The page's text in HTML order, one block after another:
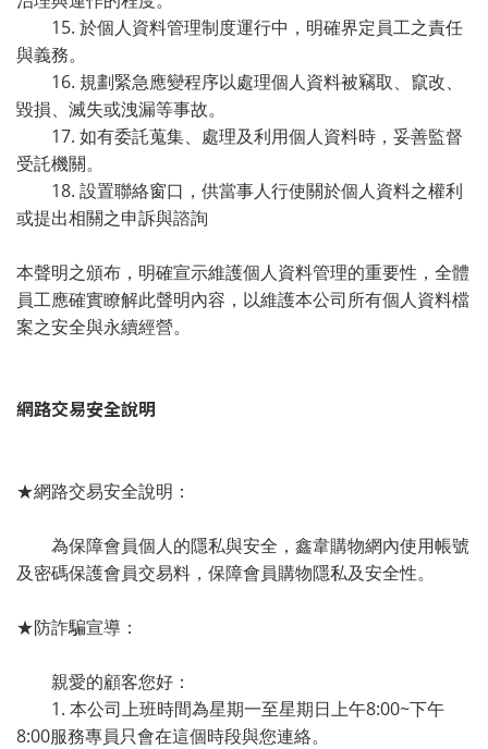
15. 於個人資料管理制度運行中，明確界定員工之責任
與義務。
16. 規劃緊急應變程序以處理個人資料被竊取、竄改、
毀損、滅失或洩漏等事故。
17. 如有委託蒐集、處理及利用個人資料時，妥善監督
受託機關。
18. 設置聯絡窗口，供當事人行使關於個人資料之權利
或提出相關之申訴與諮詢
本聲明之頒布，明確宣示維護個人資料管理的重要性，全體
員工應確實瞭解此聲明內容，以維護本公司所有個人資料檔
案之安全與永續經營。
網路交易安全說明
★網路交易安全說明：
為保障會員個人的隱私與安全，鑫韋購物網內使用帳號
及密碼保護會員交易料，保障會員購物隱私及安全性。
★防詐騙宣導：
親愛的顧客您好：
1. 本公司上班時間為星期一至星期日上午8:00~下午
8:00服務專員只會在這個時段與您連絡。